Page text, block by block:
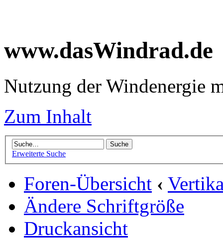
www.dasWindrad.de
Nutzung der Windenergie
Zum Inhalt
Erweiterte Suche
Foren-Übersicht ‹
Ändere Schriftgröße
Druckansicht